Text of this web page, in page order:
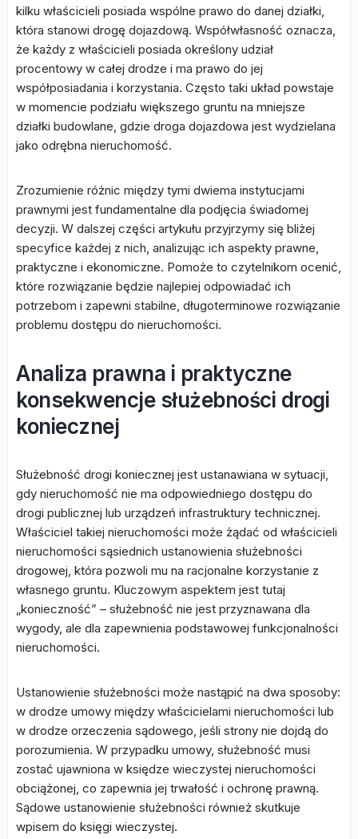
kilku właścicieli posiada wspólne prawo do danej działki,
która stanowi drogę dojazdową. Współwłasność oznacza,
że każdy z właścicieli posiada określony udział
procentowy w całej drodze i ma prawo do jej
współposiadania i korzystania. Często taki układ powstaje
w momencie podziału większego gruntu na mniejsze
działki budowlane, gdzie droga dojazdowa jest wydzielana
jako odrębna nieruchomość.
Zrozumienie różnic między tymi dwiema instytucjami
prawnymi jest fundamentalne dla podjęcia świadomej
decyzji. W dalszej części artykułu przyjrzymy się bliżej
specyfice każdej z nich, analizując ich aspekty prawne,
praktyczne i ekonomiczne. Pomoże to czytelnikom ocenić,
które rozwiązanie będzie najlepiej odpowiadać ich
potrzebom i zapewni stabilne, długoterminowe rozwiązanie
problemu dostępu do nieruchomości.
Analiza prawna i praktyczne
konsekwencje służebności drogi
koniecznej
Służebność drogi koniecznej jest ustanawiana w sytuacji,
gdy nieruchomość nie ma odpowiedniego dostępu do
drogi publicznej lub urządzeń infrastruktury technicznej.
Właściciel takiej nieruchomości może żądać od właścicieli
nieruchomości sąsiednich ustanowienia służebności
drogowej, która pozwoli mu na racjonalne korzystanie z
własnego gruntu. Kluczowym aspektem jest tutaj
„konieczność” – służebność nie jest przyznawana dla
wygody, ale dla zapewnienia podstawowej funkcjonalności
nieruchomości.
Ustanowienie służebności może nastąpić na dwa sposoby:
w drodze umowy między właścicielami nieruchomości lub
w drodze orzeczenia sądowego, jeśli strony nie dojdą do
porozumienia. W przypadku umowy, służebność musi
zostać ujawniona w księdze wieczystej nieruchomości
obciążonej, co zapewnia jej trwałość i ochronę prawną.
Sądowe ustanowienie służebności również skutkuje
wpisem do księgi wieczystej.